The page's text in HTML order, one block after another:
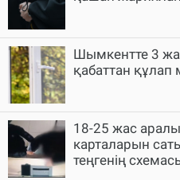
Шымкентте 3
қабаттан құлап
18-25 жас
карталарын
теңгенің